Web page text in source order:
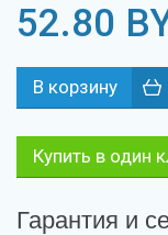
52.80
Купить в один
Гарантия и